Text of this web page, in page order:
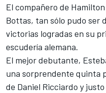
El compañero de
Bottas, tan sólo pudo ser
victorias logradas en su
escudería alemana.
El mejor debutante,
una sorprendente quinta
de Daniel Ricciardo y